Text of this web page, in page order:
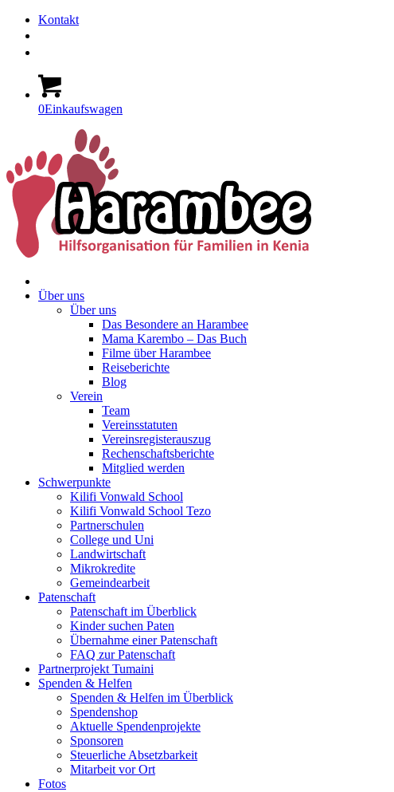
Kontakt
0Einkaufswagen
Über uns
Über uns
Das Besondere an Harambee
Mama Karembo – Das Buch
Filme über Harambee
Reiseberichte
Blog
Verein
Team
Vereinsstatuten
Vereinsregisterauszug
Rechenschaftsberichte
Mitglied werden
Schwerpunkte
Kilifi Vonwald School
Kilifi Vonwald School Tezo
Partnerschulen
College und Uni
Landwirtschaft
Mikrokredite
Gemeindearbeit
Patenschaft
Patenschaft im Überblick
Kinder suchen Paten
Übernahme einer Patenschaft
FAQ zur Patenschaft
Partnerprojekt Tumaini
Spenden & Helfen
Spenden & Helfen im Überblick
Spendenshop
Aktuelle Spendenprojekte
Sponsoren
Steuerliche Absetzbarkeit
Mitarbeit vor Ort
Fotos